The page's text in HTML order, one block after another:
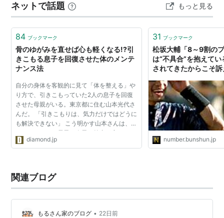
どくて……。 首を寝違えたのか、あまり右を向けないん
ですよね💦 正面を向いてい…
ネットで話題 もっと見る
84 ブックマーク
骨のゆがみを直せば心も軽くなる!?引
きこもる息子を回復させた体のメンテ
ナンス法
自分の身体を客観的に見て「体を整える」や
り方で、引きこもっていた2人の息子を回復
させた母親がいる。東京都に住む山本光代さ
んだ。 「引きこもりは、気力だけではどうに
も解決できない」 こう明かす山本さんは、引
きこもっていた長男と次男の筋力が衰えてい
たため、母親自らが懸命に体のメンテナンス
diamond.jp
31 ブックマーク
松坂大輔「8～9割の
は“不具合”を抱えて
されてきたからこそ
子）
number.bunshun.jp
関連ブログ
もるさん家のブログ • 22日前